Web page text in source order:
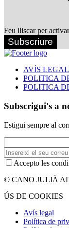
Feu lliscar per
Subscriure
AVÍS LEGAL
POLITICA
POLITICA
Subscrigui's a
Estigui sempre al
Accepto les
© CANO JULIÀ
ÚS DE COOKIES
Avís legal
Política de